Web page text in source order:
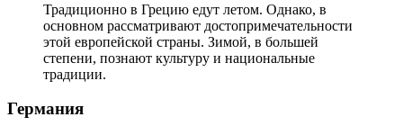
Традиционно в Грецию едут летом. Однако, в
основном рассматривают достопримечательности
этой европейской страны. Зимой, в большей
степени, познают культуру и национальные
традиции.
Германия